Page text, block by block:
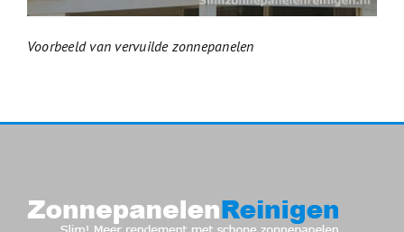
Voorbeeld van vervuilde zonnepanelen